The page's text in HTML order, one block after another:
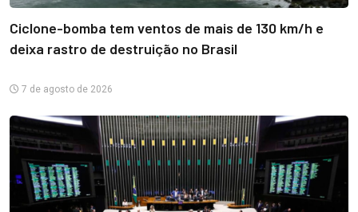
Ciclone-bomba tem ventos de mais de 130 km/h e
deixa rastro de destruição no Brasil
7 de agosto de 2026